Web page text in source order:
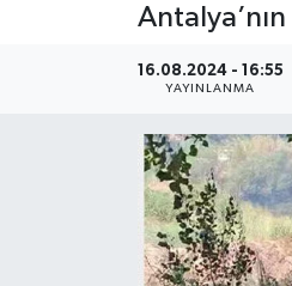
16.08.2024 - 16:55
YAYINLANMA
Gündem
Günün Manşetleri
Haber Kuşakları
Süper Lig Puan
Tüm Manşetler
Son Dakika Haberleri
Haber Arşivi